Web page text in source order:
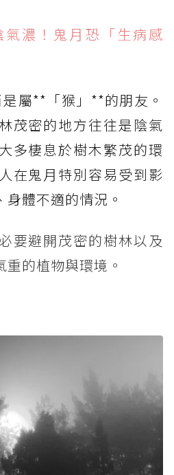
濃！鬼月恐「生病感
屬**「猴」**的朋友。
茂密的地方往往是陰氣
多棲息於樹木繁茂的環
在鬼月特別容易受到影
體不適的情況。
要避開茂密的樹林以及
的植物與環境。